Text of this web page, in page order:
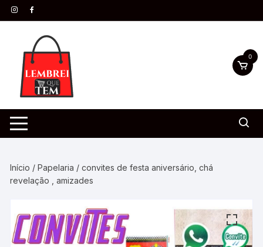
0
Início /Papelaria / convites de festa aniversário, chá
revelação , amizades